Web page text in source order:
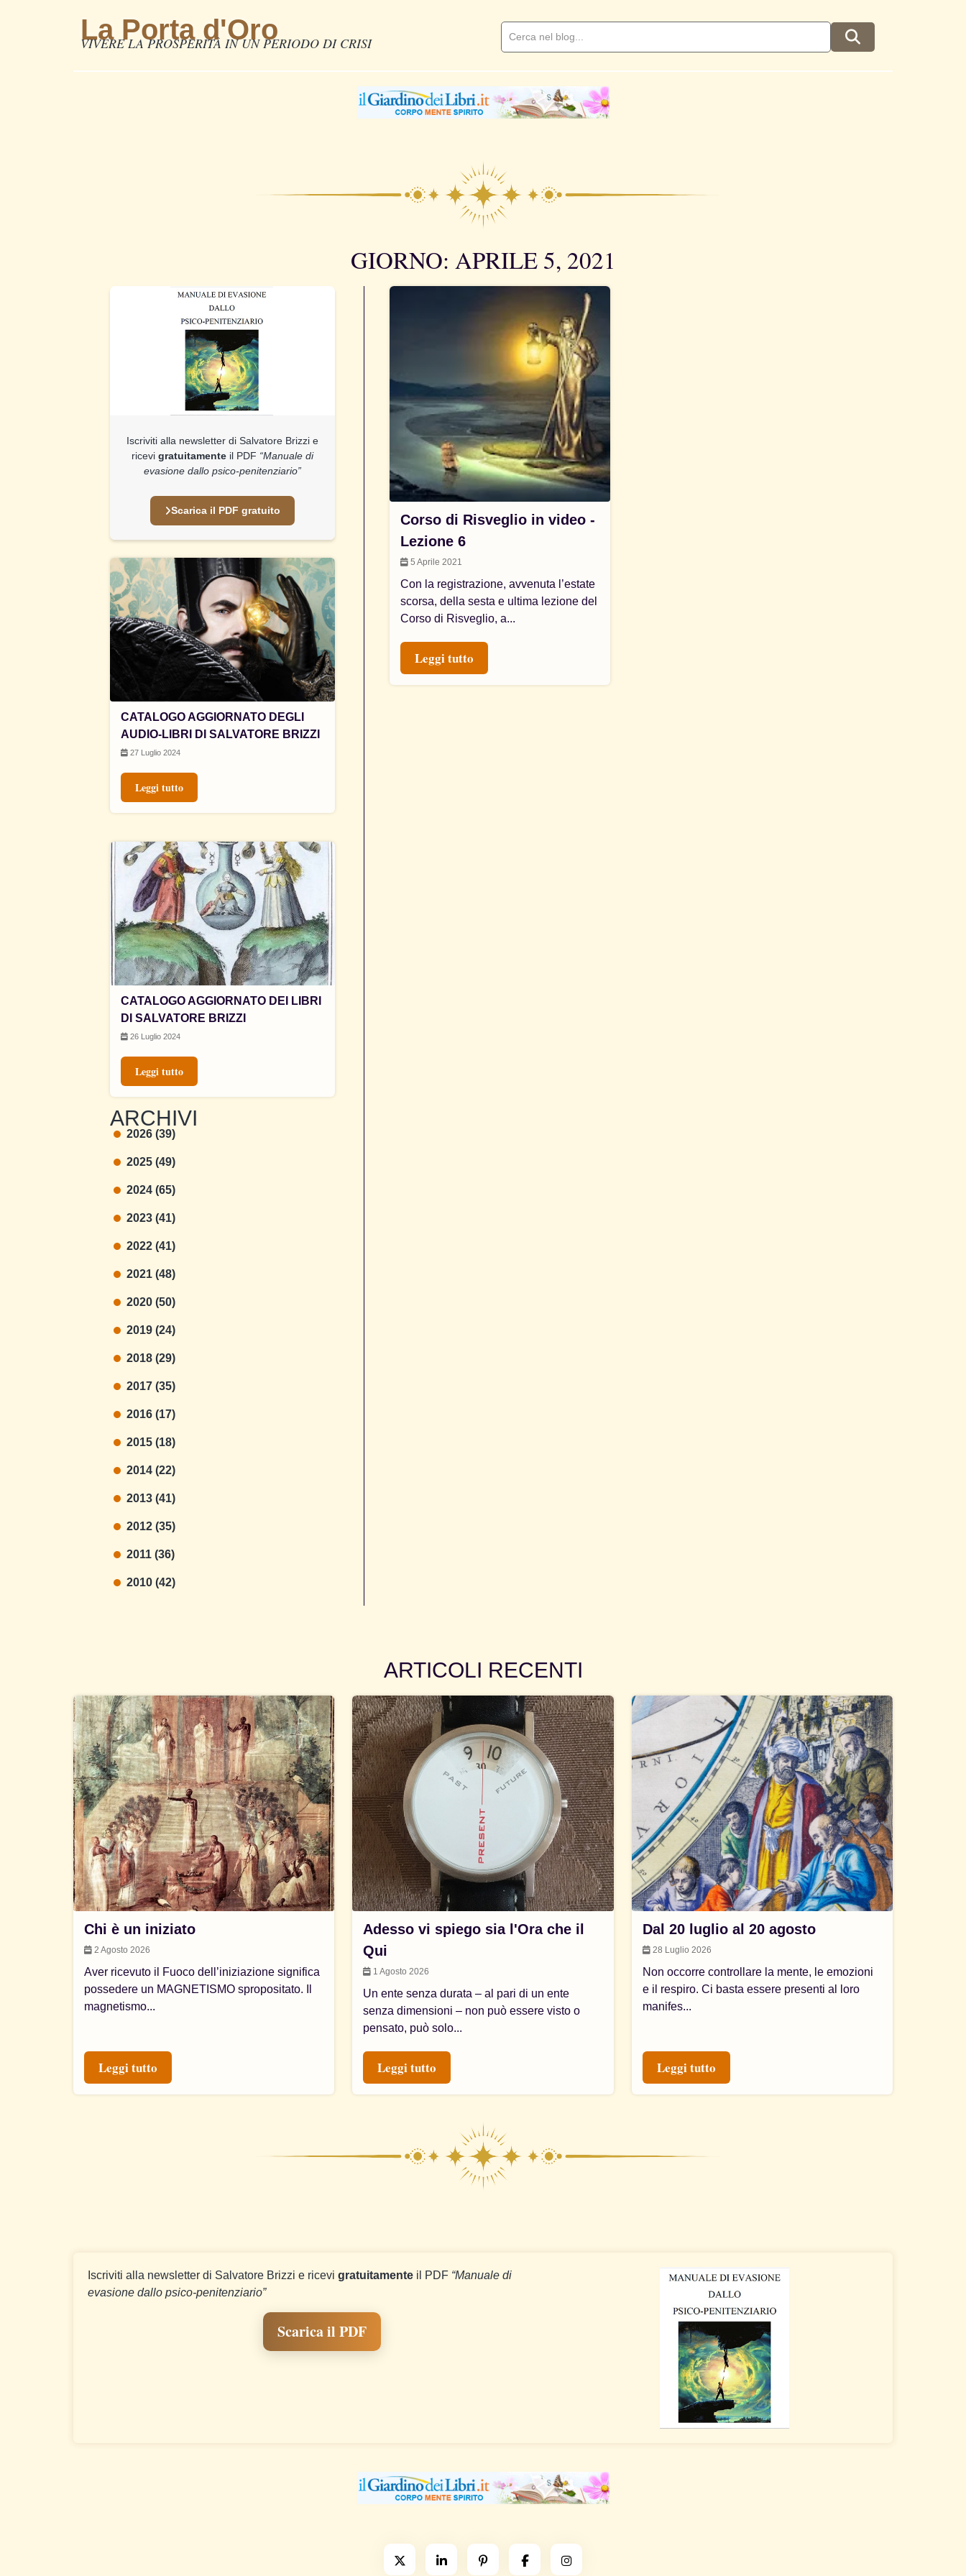
La Porta d'Oro
VIVERE LA PROSPERITÀ IN UN PERIODO DI CRISI
GIORNO: APRILE 5, 2021
Iscriviti alla newsletter di Salvatore Brizzi e
ricevi gratuitamenteil PDF “Manuale di
evasione dallo psico-penitenziario”
Scarica il PDF gratuito
CATALOGO AGGIORNATO DEGLI
AUDIO-LIBRI DI SALVATORE BRIZZI
27 Luglio 2024
Leggi tutto
CATALOGO AGGIORNATO DEI LIBRI
DI SALVATORE BRIZZI
26 Luglio 2024
Leggi tutto
ARCHIVI
2026 (39)
2025 (49)
2024 (65)
2023 (41)
2022 (41)
2021 (48)
2020 (50)
2019 (24)
2018 (29)
2017 (35)
2016 (17)
2015 (18)
2014 (22)
2013 (41)
2012 (35)
2011 (36)
2010 (42)
Corso di Risveglio in video -
Lezione 6
5 Aprile 2021
Con la registrazione, avvenuta l’estate
scorsa, della sesta e ultima lezione del
Corso di Risveglio, a...
Leggi tutto
ARTICOLI RECENTI
Chi è un iniziato
2 Agosto 2026
Aver ricevuto il Fuoco dell’iniziazione significa
possedere un MAGNETISMO spropositato. Il
magnetismo...
Leggi tutto
Adesso vi spiego sia l'Ora che il
Qui
1 Agosto 2026
Un ente senza durata – al pari di un ente
senza dimensioni – non può essere visto o
pensato, può solo...
Leggi tutto
Dal 20 luglio al 20 agosto
28 Luglio 2026
Non occorre controllare la mente, le emozioni
e il respiro. Ci basta essere presenti al loro
manifes...
Leggi tutto
Iscriviti alla newsletter di Salvatore Brizzi e ricevi gratuitamente il PDF “Manuale di
evasione dallo psico-penitenziario”
Scarica il PDF